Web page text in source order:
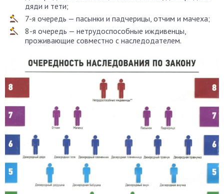
дяди и тети;
7-я очередь — пасынки и падчерицы, отчим и мачеха;
8-я очередь — нетрудоспособные иждивенцы,
проживающие совместно с наследодателем.